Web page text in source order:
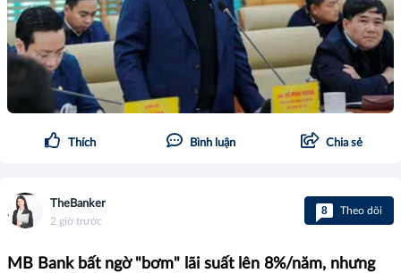
Thích Bình luận Chia sẻ
TheBanker
2 giờ trước
8 Theo dõi
MB Bank bất ngờ "bơm" lãi suất lên 8%/năm, nhưng